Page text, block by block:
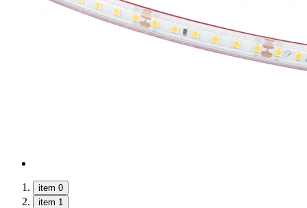
item 0
item 1